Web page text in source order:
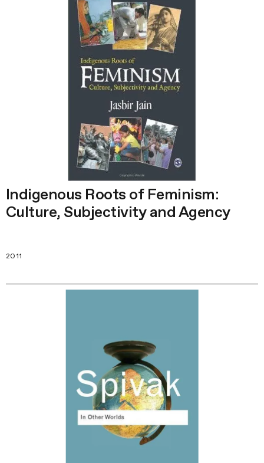
Indigenous Roots of Feminism:
Culture, Subjectivity and Agency
2011